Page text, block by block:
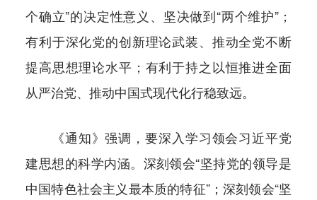
个确立”的决定性意义、坚决做到“两个维护”；
有利于深化党的创新理论武装、推动全党不断
提高思想理论水平；有利于持之以恒推进全面
从严治党、推动中国式现代化行稳致远。
《通知》强调，要深入学习领会习近平党
建思想的科学内涵。深刻领会“坚持党的领导是
中国特色社会主义最本质的特征”；深刻领会“坚